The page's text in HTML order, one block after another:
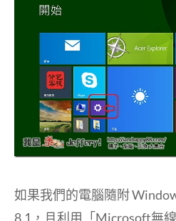
如果我們的電腦隨附
8.1，且利用「Microsoft無